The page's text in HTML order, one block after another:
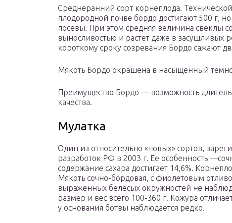
Среднеранний сорт корнеплода.
плодородной почве бордо достигают 500 г,
посевы. При этом средняя величина свеклы
выносливостью и растет даже в засушливых
короткому сроку созревания Бордо сажают
Мякоть Бордо окрашена в насыщенный
Преимущество Бордо — возможность
качества.
Мулатка
Один из относительно «новых» сортов,
разработок РФ в 2003 г. Ее особенность
содержание сахара достигает 14,6%.
Мякоть сочно-бордовая, с фиолетовым
выраженных белесых окружностей не
размер и вес всего 100-360 г. Кожура
у основания ботвы наблюдается редко.